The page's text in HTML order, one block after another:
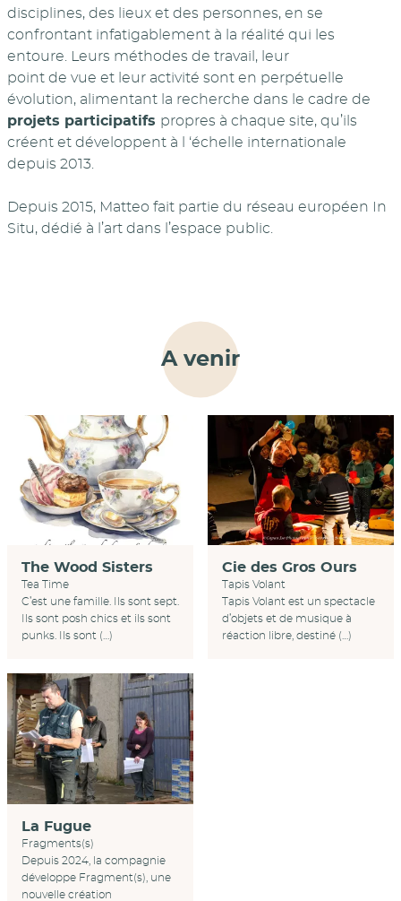
disciplines, des lieux et des personnes, en se
confrontant infatigablement à la réalité qui les
entoure. Leurs méthodes de travail, leur
point de vue et leur activité sont en perpétuelle
évolution, alimentant la recherche dans le cadre de
projets participatifs propres à chaque site, qu’ils
créent et développent à l ‘échelle internationale
depuis 2013.
Depuis 2015, Matteo fait partie du réseau européen In
Situ, dédié à l’art dans l’espace public.
A venir
The Wood Sisters
Tea Time
C’est une famille. Ils sont sept.
Ils sont posh chics et ils sont
punks. Ils sont (…)
Cie des Gros Ours
Tapis Volant
Tapis Volant est un spectacle
d’objets et de musique à
réaction libre, destiné (…)
La Fugue
Fragments(s)
Depuis 2024, la compagnie
développe Fragment(s), une
nouvelle création